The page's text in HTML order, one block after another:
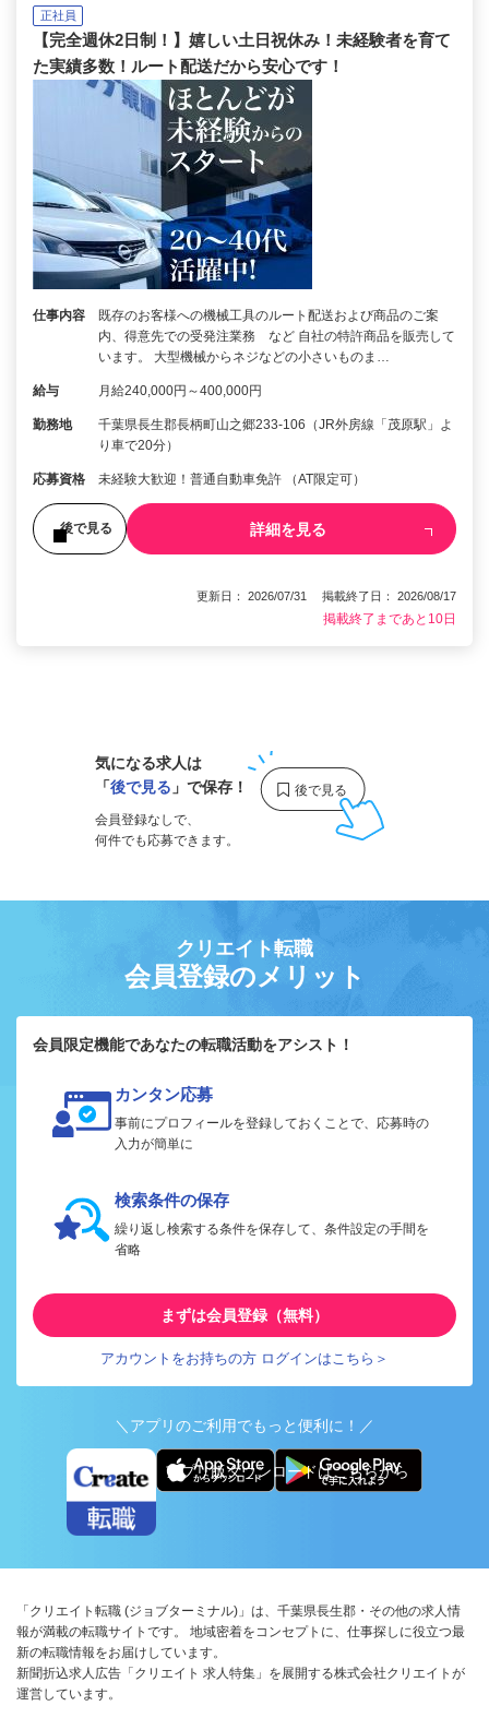
正社員
【完全週休2日制！】嬉しい土日祝休み！未経験者を育て
た実績多数！ルート配送だから安心です！
仕事内容
既存のお客様への機械工具のルート配送および商品のご案
内、得意先での受発注業務 など 自社の特許商品を販売して
います。 大型機械からネジなどの小さいものま…
給与 月給240,000円～400,000円
勤務地
千葉県長生郡長柄町山之郷233-106（JR外房線「茂原駅」よ
り車で20分）
応募資格 未経験大歓迎！普通自動車免許 （AT限定可）
後で見る 詳細を見る
更新日： 2026/07/31 掲載終了日： 2026/08/17
掲載終了まであと10日
気になる求人は
「後で見る 」で保存！
会員登録なしで、
何件でも応募できます。
クリエイト転職
会員登録のメリット
会員限定機能であなたの転職活動をアシスト！
カンタン応募
事前にプロフィールを登録しておくことで、応募時の
入力が簡単に
検索条件の保存
繰り返し検索する条件を保存して、条件設定の手間を
省略
まずは会員登録（無料）
アカウントをお持ちの方 ログインはこちら＞
＼アプリのご利用でもっと便利に！／
アプリ版ダウンロードはこちらから
「クリエイト転職 (ジョブターミナル)」は、千葉県長生郡・その他の求人情
報が満載の転職サイトです。 地域密着をコンセプトに、仕事探しに役立つ最
新の転職情報をお届けしています。
新聞折込求人広告「クリエイト 求人特集」を展開する株式会社クリエイトが
運営しています。